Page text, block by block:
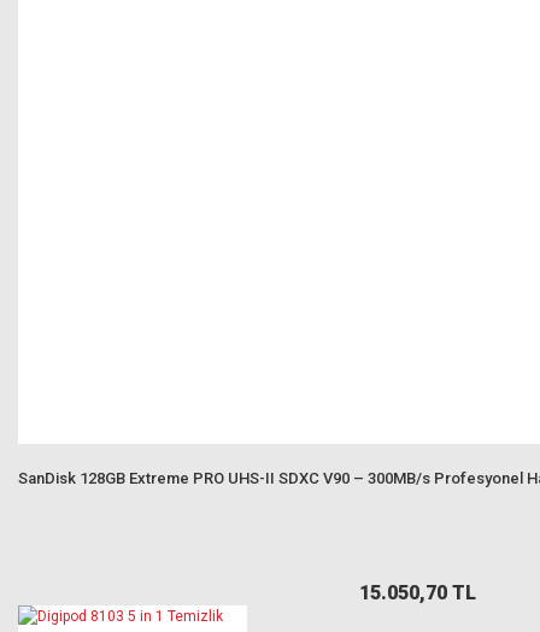
SanDisk 128GB Extreme PRO UHS-II SDXC V90 – 300MB/s Profesyonel
15.050,70 TL